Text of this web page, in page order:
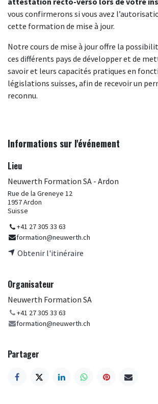
vous confirmerons si vous avez
cette formation de mise à jour.
Notre cours de mise à jour offre la
ces différents pays de développer et de
savoir et leurs capacités pratiques en
législations suisses, afin de recevoir un
reconnu.
Informations sur l'événement
Lieu
Neuwerth Formation SA - Ardon
Rue de la Greneye 12
1957 Ardon
Suisse
+41 27 305 33 63
formation@neuwerth.ch
Obtenir l'itinéraire
Organisateur
Neuwerth Formation SA
+41 27 305 33 63
formation@neuwerth.ch
Partager